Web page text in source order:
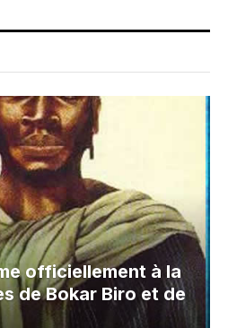
officiellement à la
de Bokar Biro et de